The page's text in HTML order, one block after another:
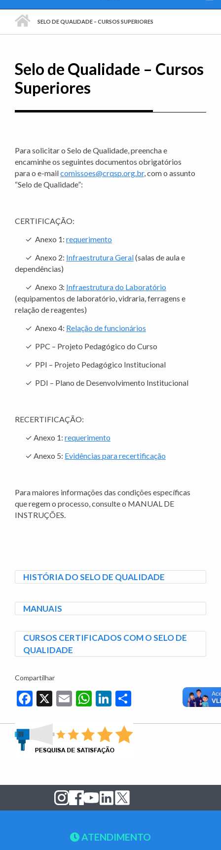
SELO DE QUALIDADE – CURSOS SUPERIORES
Selo de Qualidade – Cursos
Superiores
Para solicitar o Selo de Qualidade, preencha e
encaminhe os seguintes documentos obrigatórios
para o e-mailcomissoes@crqsp.org.br, com o assunto
“Selo de Qualidade”:
CERTIFICAÇÃO:
✓ Anexo 1: requerimento
✓ Anexo 2: Infraestrutura Geral(salas de aula e
dependências)
✓ Anexo 3: Infraestrutura do Laboratório
(equipamentos de laboratório, vidraria, ferragens e
relação de reagentes)
✓ Anexo 4: Relação de funcionários
✓ PPC – Projeto Pedagógico do Curso
✓ PPI – Projeto Pedagógico Institucional
✓ PDI – Plano de Desenvolvimento Institucional
RECERTIFICAÇÃO:
✓ Anexo 1: requerimento
✓ Anexo 5: Evidências para recertificação
Para maiores informações das condições específicas
que regem o processo, consulte o MANUAL DE
INSTRUÇÕES.
HISTÓRIA DO SELO DE QUALIDADE
MANUAIS
CURSOS CERTIFICADOS COM O SELO DE
QUALIDADE
Compartilhar
Facebook
X EmailWhatsApp
LinkedIn
ATENDIMENTO